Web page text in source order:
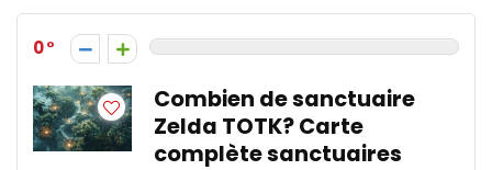
0
Combien de sanctuaire
Zelda TOTK? Carte
complète sanctuaires